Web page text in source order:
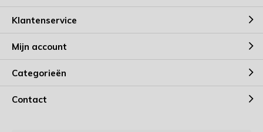
Frankrijk en Spanje)
Klantenservice
Mijn account
Categorieën
Contact